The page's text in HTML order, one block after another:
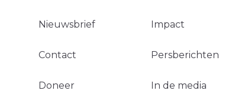
Nieuwsbrief
Contact
Doneer
Impact
Persberichten
In de media